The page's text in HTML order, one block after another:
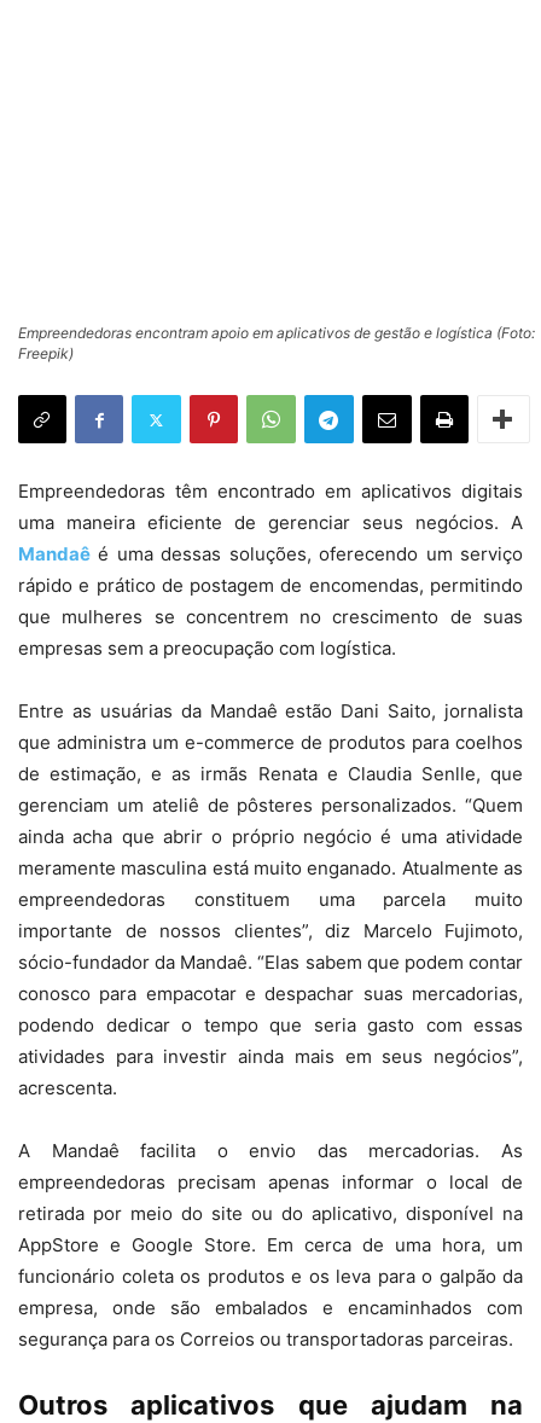
Empreendedoras encontram apoio em aplicativos de gestão e logística (Foto:
Freepik)
Empreendedoras têm encontrado em aplicativos digitais
uma maneira eficiente de gerenciar seus negócios. A
Mandaê é uma dessas soluções, oferecendo um serviço
rápido e prático de postagem de encomendas, permitindo
que mulheres se concentrem no crescimento de suas
empresas sem a preocupação com logística.
Entre as usuárias da Mandaê estão Dani Saito, jornalista
que administra um e-commerce de produtos para coelhos
de estimação, e as irmãs Renata e Claudia Senlle, que
gerenciam um ateliê de pôsteres personalizados. “Quem
ainda acha que abrir o próprio negócio é uma atividade
meramente masculina está muito enganado. Atualmente as
empreendedoras constituem uma parcela muito
importante de nossos clientes”, diz Marcelo Fujimoto,
sócio-fundador da Mandaê. “Elas sabem que podem contar
conosco para empacotar e despachar suas mercadorias,
podendo dedicar o tempo que seria gasto com essas
atividades para investir ainda mais em seus negócios”,
acrescenta.
A Mandaê facilita o envio das mercadorias. As
empreendedoras precisam apenas informar o local de
retirada por meio do site ou do aplicativo, disponível na
AppStore e Google Store. Em cerca de uma hora, um
funcionário coleta os produtos e os leva para o galpão da
empresa, onde são embalados e encaminhados com
segurança para os Correios ou transportadoras parceiras.
Outros aplicativos que ajudam na